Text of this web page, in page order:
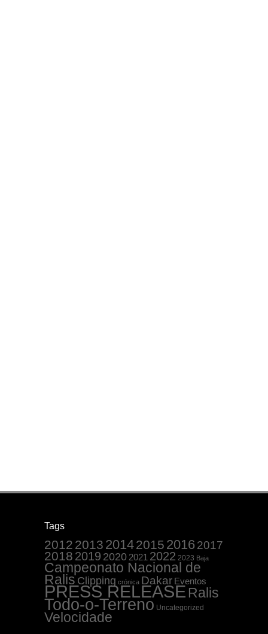
Tags
2012 2013 20142015 20162017
2018 2019 2020 2021 2022 2023 Baja
Campeonato Nacional de
Ralis Clipping crónica Dakar Eventos
PRESS RELEASE Ralis
Todo-o-Terreno Uncategorized
Velocidade